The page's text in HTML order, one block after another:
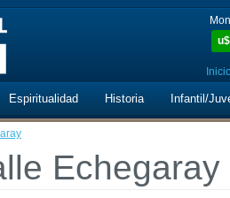
u$
Espiritualidad Historia Infantil/
Echegaray